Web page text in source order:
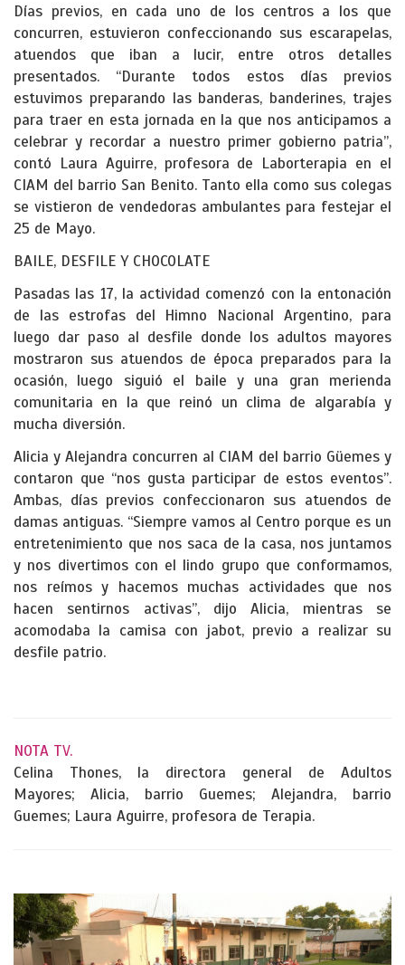
Días previos, en cada uno de los centros a los que
concurren, estuvieron confeccionando sus escarapelas,
atuendos que iban a lucir, entre otros detalles
presentados. “Durante todos estos días previos
estuvimos preparando las banderas, banderines, trajes
para traer en esta jornada en la que nos anticipamos a
celebrar y recordar a nuestro primer gobierno patria”,
contó Laura Aguirre, profesora de Laborterapia en el
CIAM del barrio San Benito. Tanto ella como sus colegas
se vistieron de vendedoras ambulantes para festejar el
25 de Mayo.
BAILE, DESFILE Y CHOCOLATE
Pasadas las 17, la actividad comenzó con la entonación
de las estrofas del Himno Nacional Argentino, para
luego dar paso al desfile donde los adultos mayores
mostraron sus atuendos de época preparados para la
ocasión, luego siguió el baile y una gran merienda
comunitaria en la que reinó un clima de algarabía y
mucha diversión.
Alicia y Alejandra concurren al CIAM del barrio Güemes y
contaron que “nos gusta participar de estos eventos”.
Ambas, días previos confeccionaron sus atuendos de
damas antiguas. “Siempre vamos al Centro porque es un
entretenimiento que nos saca de la casa, nos juntamos
y nos divertimos con el lindo grupo que conformamos,
nos reímos y hacemos muchas actividades que nos
hacen sentirnos activas”, dijo Alicia, mientras se
acomodaba la camisa con jabot, previo a realizar su
desfile patrio.
NOTA TV.
Celina Thones, la directora general de Adultos
Mayores; Alicia, barrio Guemes; Alejandra, barrio
Guemes; Laura Aguirre, profesora de Terapia.